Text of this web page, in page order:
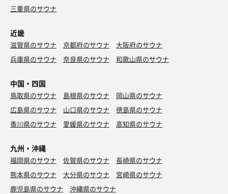
三重県のサウナ
近畿
滋賀県のサウナ 京都府のサウナ
大阪府のサウナ
兵庫県のサウナ
奈良県のサウナ 和歌山県のサウナ
中国・四国
鳥取県のサウナ 島根県のサウナ
岡山県のサウナ
広島県のサウナ
山口県のサウナ
徳島県のサウナ
香川県のサウナ
愛媛県のサウナ 高知県のサウナ
九州・沖縄
福岡県のサウナ 佐賀県のサウナ
長崎県のサウナ
熊本県のサウナ
大分県のサウナ
宮崎県のサウナ
鹿児島県のサウナ
沖縄県のサウナ